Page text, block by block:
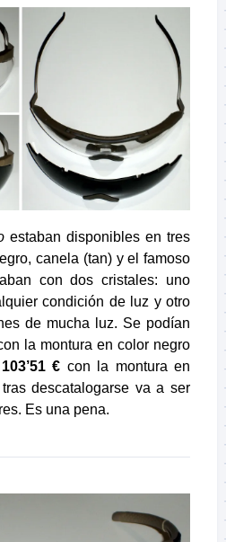
estaban disponibles en tres
canela (tan) y el famoso
con dos cristales: uno
condición de luz y otro
de mucha luz. Se podían
la montura en color negro
103’51 € con la montura en
descatalogarse va a ser
Es una pena.